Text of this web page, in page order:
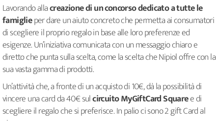
Lavorando allacreazione di un concorso dedicato a tutte le
famiglieper dare un aiuto concreto che permetta ai consumatori
di scegliere il proprio regalo in base alle loro preferenze ed
esigenze. Un’iniziativa comunicata con un messaggio chiaro e
diretto che punta sulla scelta, come la scelta che Nipiol offre con la
sua vasta gamma di prodotti.
Un’attività che, a fronte di un acquisto di 10€, dà la possibilità di
vincere una card da 40€ sulcircuito MyGiftCard Squaree di
scegliere il regalo che si preferisce. In palio ci sono 2 gift Card al